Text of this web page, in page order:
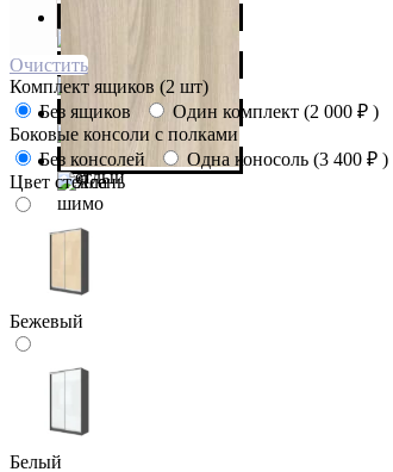
Очистить
Комплект ящиков (2 шт)
Без ящиков
Один комплект (2 000 ₽ )
Боковые консоли с полками
Без консолей
Одна коносоль (3 400 ₽ )
Цвет стекла
Бежевый
Белый